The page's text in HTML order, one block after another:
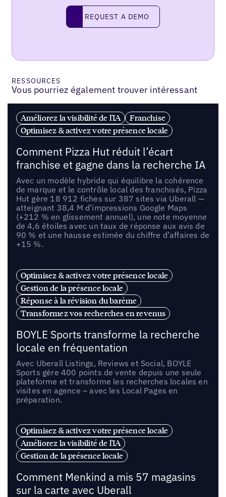
request a demo
REQUEST A DEMO
RESSOURCES
Vous pourriez également trouver intéressant
Améliorez la visibilité de l'IA
Franchise
Optimisez & activez votre présence locale
Comment Pizza Hut réduit l’écart
franchise et gagne dans la recherche IA
Avec un modèle hybride qui équilibre la cohérence
de marque et le contrôle local des franchisés, Pizza
Hut gère 18 912 fiches sur 387 sites via Uberall —
atteignant 38,4 M d’impressions Google Maps
(+212 % en glissement annuel), une note moyenne
de 4,6 étoiles avec un taux de réponse aux avis de
90 % et une hausse estimée du chiffre d’affaires de
+15 %.
Optimisez & activez votre présence locale
Gestion de la présence locale
Réponse à la révision du barème
Transformez vos recherches en revenus
BOYLE Sports transforme la recherche
locale en fréquentation
Avec Uberall Listings, Reviews et Social, BOYLE
Sports gère 400 points de vente depuis une seule
plateforme et transforme les recherches locales en
visites en agence – avec les Local Pages en
préparation.
Optimisez & activez votre présence locale
Améliorez la visibilité de l'IA
Gestion de la présence locale
Comment Menkind a mis 57 magasins
sur la carte avec Uberall